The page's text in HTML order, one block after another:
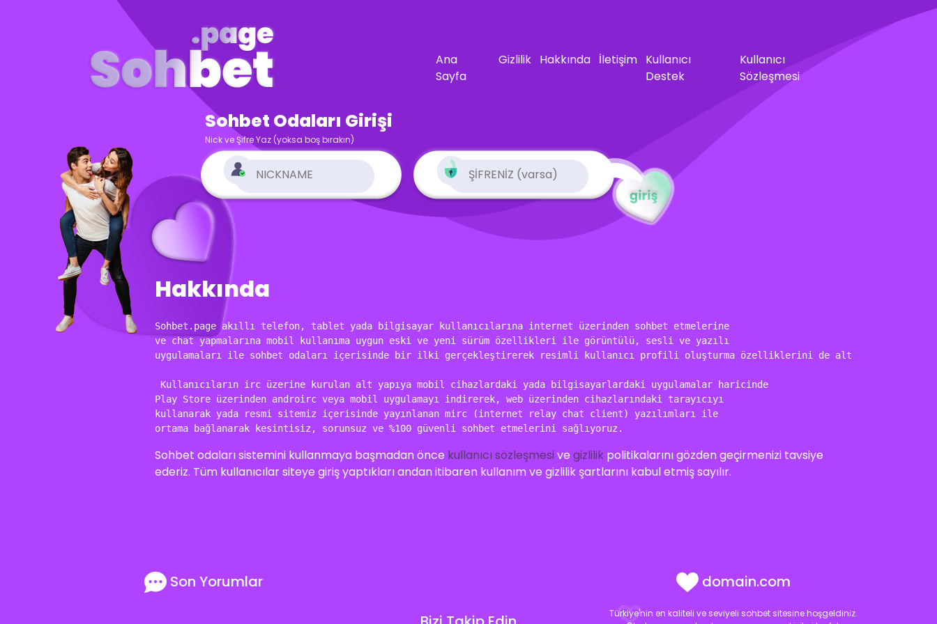
Ana
Sayfa
Gizlilik Hakkında İletişim Kullanıcı
Destek
Kullanıcı
Sözleşmesi
Sohbet Odaları Girişi
Nick ve Şifre Yaz (yoksa boş bırakın)
Hakkında
Sohbet.page akıllı telefon, tablet yada bilgisayar kullanıcılarına internet üzerinden sohbet etmelerine
ve chat yapmalarına mobil kullanıma uygun eski ve yeni sürüm özellikleri ile görüntülü, sesli ve yazılı
uygulamaları ile sohbet odaları içerisinde bir ilki gerçekleştirerek resimli kullanıcı profili oluşturma özelliklerini de alt yapısına
Kullanıcıların irc üzerine kurulan alt yapıya mobil cihazlardaki yada bilgisayarlardaki uygulamalar haricinde
Play Store üzerinden androirc veya mobil uygulamayı indirerek, web üzerinden cihazlarındaki tarayıcıyı
kullanarak yada resmi sitemiz içerisinde yayınlanan mirc (internet relay chat client) yazılımları ile
ortama bağlanarak kesintisiz, sorunsuz ve %100 güvenli sohbet etmelerini sağlıyoruz.
Sohbet odaları sistemini kullanmaya başmadan önce kullanıcı sözleşmesi ve gizlilik politikalarını gözden geçirmenizi tavsiye
ederiz. Tüm kullanıcılar siteye giriş yaptıkları andan itibaren kullanım ve gizlilik şartlarını kabul etmiş sayılır.
Son Yorumlar domain.com
Türkiye'nin en kaliteli ve seviyeli sohbet sitesine hoşgeldiniz.